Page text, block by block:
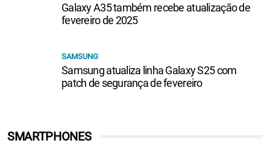
SMARTPHONES
Galaxy A35 também recebe atualização de
fevereiro de 2025
SAMSUNG
Samsung atualiza linha Galaxy S25 com
patch de segurança de fevereiro